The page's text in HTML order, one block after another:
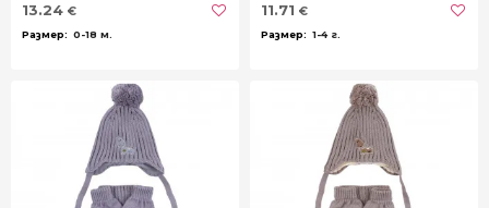
13.24 €
0-18 м.
11.71 €
1-4 г.